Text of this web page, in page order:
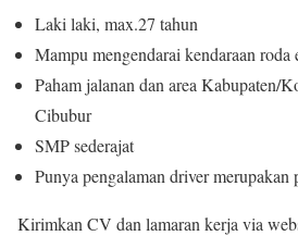
Laki laki, max.27 tahun
Mampu mengendarai kendaraan
Paham jalanan dan area Kabupaten/
Cibubur
SMP sederajat
Punya pengalaman driver merupakan
Kirimkan CV dan lamaran kerja via